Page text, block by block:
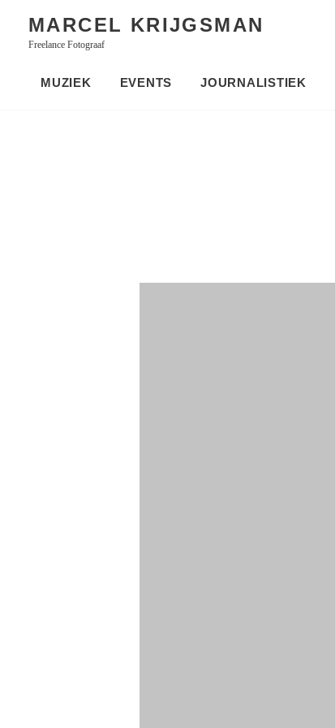
content
MARCEL KRIJGSMAN
Freelance Fotograaf
MUZIEK EVENTS JOURNALISTIEK